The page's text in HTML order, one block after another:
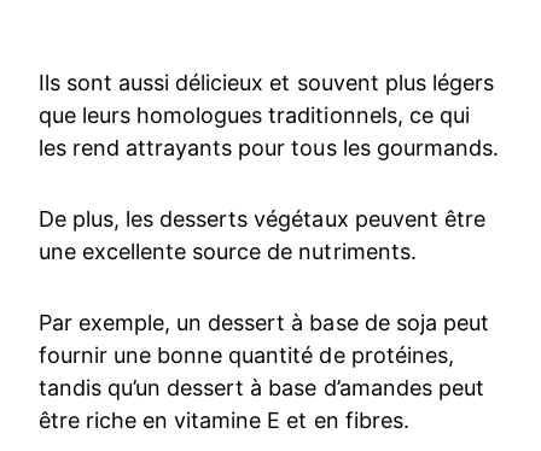
Ils sont aussi délicieux et souvent plus légers
que leurs homologues traditionnels, ce qui
les rend attrayants pour tous les gourmands.
De plus, les desserts végétaux peuvent être
une excellente source de nutriments.
Par exemple, un dessert à base de soja peut
fournir une bonne quantité de protéines,
tandis qu’un dessert à base d’amandes peut
être riche en vitamine E et en fibres.